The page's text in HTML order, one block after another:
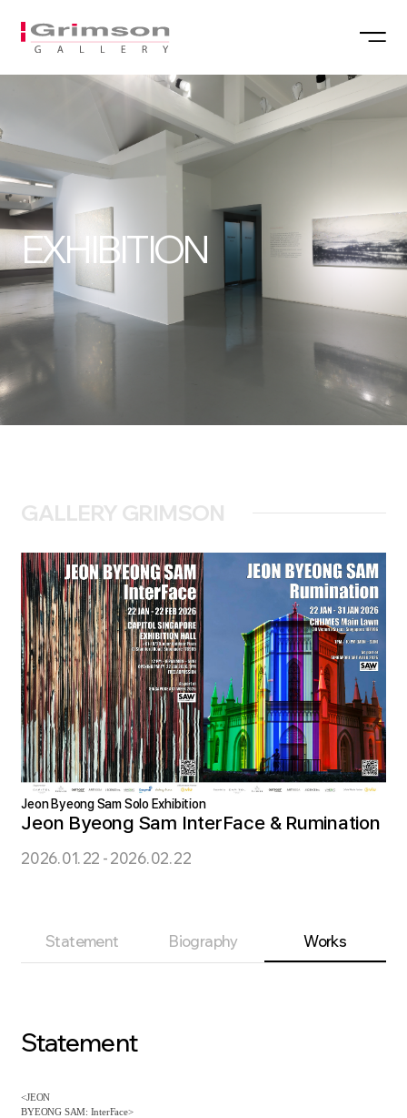
EXHIBITION
GALLERY GRIMSON
Jeon Byeong Sam Solo Exhibition
Jeon Byeong Sam InterFace & Rumination
2026. 01. 22 - 2026. 02. 22
Statement Biography Works
Statement
<JEON
BYEONG SAM: InterFace>